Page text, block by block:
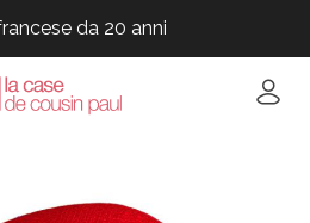
da 20 anni
da 20 anni
da 20 anni